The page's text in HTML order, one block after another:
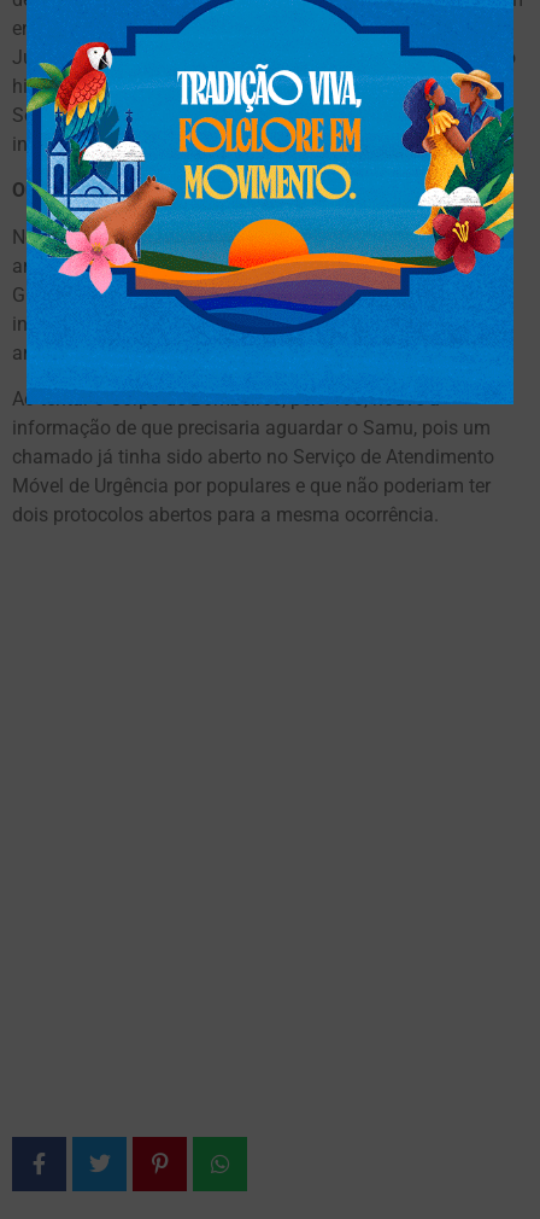
entrou em contato com a Sejusp (Secretaria de Estado de
Justiça e Segurança Pública) que informou que verificará o
histórico do Ciops (Centro Integrado de Operações de
Segurança) nesta sexta-feira (24) e irá repassar
informações.
Outro caso
No último dia 18 deste mês, família de uma mulher de 42
anos, que se acidentou na Avenida Guaicurus, em Campo
Grande precisou acionar o socorro particular depois de ser
informada que não havia previsão de chegada de uma
ambulância do Samu.
Ao tentar o Corpo de Bombeiros, pelo 193, houve a
informação de que precisaria aguardar o Samu, pois um
chamado já tinha sido aberto no Serviço de Atendimento
Móvel de Urgência por populares e que não poderiam ter
dois protocolos abertos para a mesma ocorrência.